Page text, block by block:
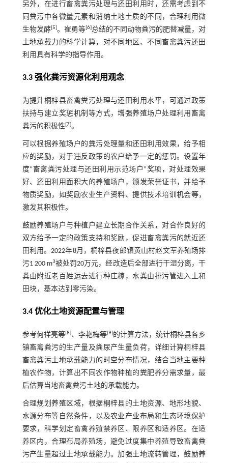
另外，在进行畜禽粪污处理与还田利用时，还需考虑到不
同粪污中各微量元素和消纳土地土质的不同，合理利用微
生物发酵[5]。崔勇等[6]总结的不同动物粪污的肥替减量，对
土地承载力的科学计算，对不同地区、不同畜禽粪污还田
利用具有科学的指导作用。
3.3 强化粪污资源化利用观念
为提升桐梓县畜禽粪污处理与还田利用水平，可通过政策
扶持与建立奖惩机制等方式，增强养殖场户处理利用畜禽
粪污的积极性[7]。
可以根据养殖场户的粪污处理量和还田利用效果，给予相
应的奖励，对于违反政策的农户给予一定的惩罚。设置年
度“畜禽粪污处理与还田利用示范场户”奖项，对处理效果
好、还田利用面积大的养殖场户，颁发荣誉证书，并给予
物质奖励，如奖励农业生产资料、提供技术培训机会等，
激发其积极性。
鼓励养殖场户与种植户建立长期合作关系，对合作良好的
双方给予一定的政策支持和奖励，促进畜禽粪污的就近还
田利用。2022年8月，桐梓县夜郎镇黄山村赵文军养殖场排
污1 200 m3被处罚20万元，经改造后全部进行干湿分离，干
粪由附近老百姓运去进行种庄稼，水粪由排污管进入土和
田块，基本达到零污染。
3.4 优化土地资源配置与管理
参考何祥亮等[8]、李艳梅等[9] 的计算方法，统计桐梓县各乡
镇畜禽粪污的生产量及粪尿产生量负荷，详细计算桐梓县
畜禽粪污土地承载能力的时空分布情况，结合当地主要种
植农作物，计算出不同农作物种植的粪肥养分需求量，最
后估算当地畜禽粪污土地的承载能力。
合理规划养殖区域，根据桐梓县的土地资源、地形地貌、
水源分布等自然条件，以及农业产业布局和生态环境保护
要求，科学划定畜禽养殖禁养区、限养区和适养区。在适
养区内，合理布局养殖场，避免过度集中养殖导致畜禽粪
污产生量超过土地承载能力。加强土地流转管理，鼓励养